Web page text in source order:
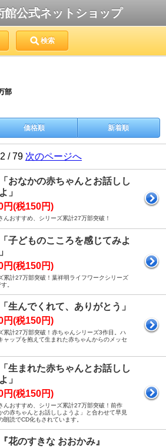
館公式ネットショップ
検索
部
価格順 新着順
/ 79 次のページへ
おなかの赤ちゃんとお話しし
」
円(税150円)
んおすすめ、シリーズ累計27万部突破！
子どものこころを感じてみよ
円(税150円)
累計27万部突破！葉祥明ライフワークシリーズ
。
生んでくれて、ありがとう」
円(税150円)
累計27万部突破！赤ちゃんシリーズ3作目。ハ
ャップを抱えて生まれた赤ちゃんからのメッセ
生まれた赤ちゃんとお話しし
」
円(税150円)
んおすすめ、シリーズ累計27万部突破！前作
の赤ちゃんとお話ししようよ」と合わせて早見
朗読でCD化もされています。
花のすきな おおかみ』